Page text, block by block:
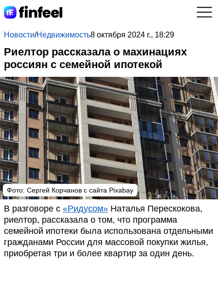
Новости/Недвижимость8 октября 2024 г., 18:29
Риелтор рассказала о махинациях
россиян с семейной ипотекой
Фото: Сергей Корчанов с сайта Pixabay
В разговоре с «Ридусом» Наталья Перескокова,
риелтор, рассказала о том, что программа
семейной ипотеки была использована отдельными
гражданами России для массовой покупки жилья,
приобретая три и более квартир за один день.